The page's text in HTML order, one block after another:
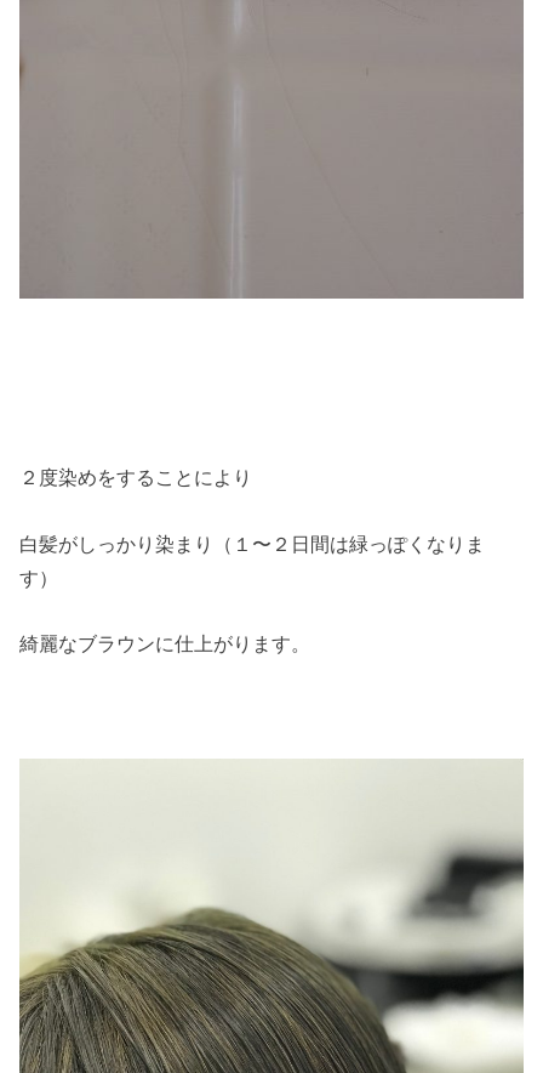
２度染めをすることにより
白髪がしっかり染まり（１〜２日間は緑っぽくなりま
す）
綺麗なブラウンに仕上がります。